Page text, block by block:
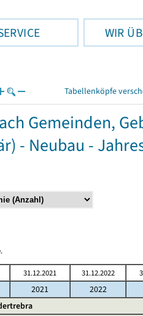
WIR
Tabellenköpfe
Gemeinden,
- Neubau -
31.12.2021 31.12.2022
2021 2022